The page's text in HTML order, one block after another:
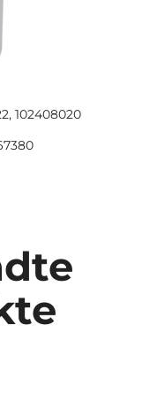
102408020